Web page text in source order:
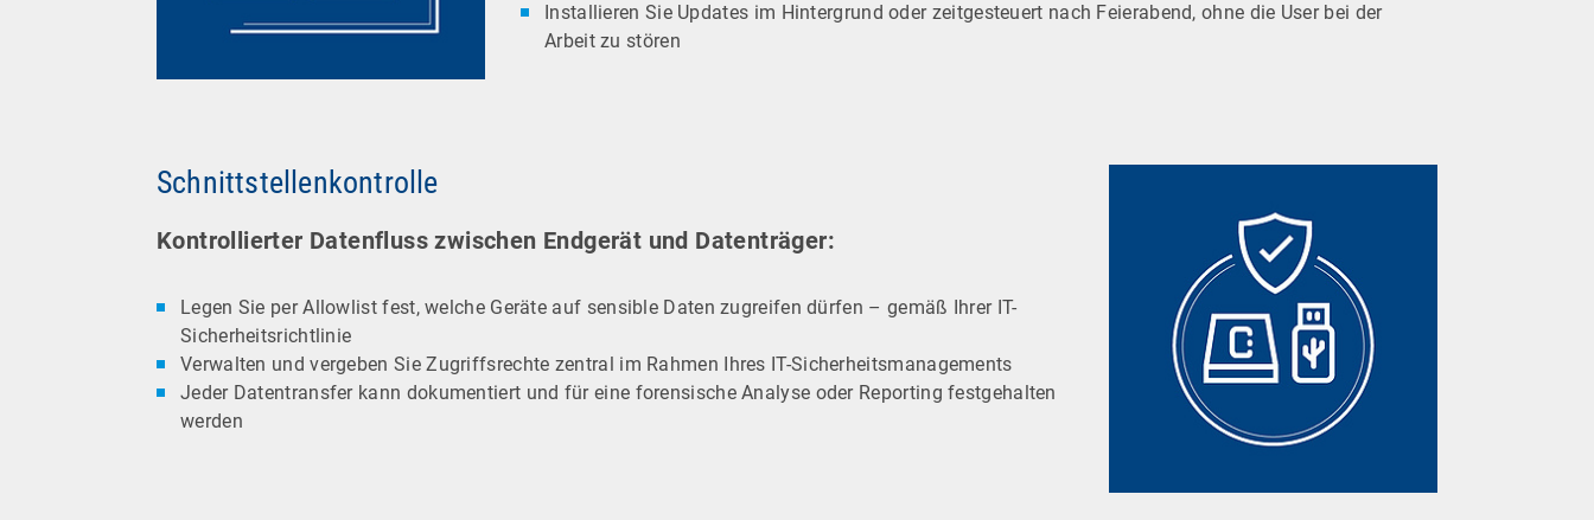
Installieren Sie Updates im Hintergrund oder zeitgesteuert nach Feierabend, ohne die User bei der
Arbeit zu stören
Schnittstellenkontrolle
Kontrollierter Datenfluss zwischen Endgerät und Datenträger:
Legen Sie per Allowlist fest, welche Geräte auf sensible Daten zugreifen dürfen – gemäß Ihrer IT-
Sicherheitsrichtlinie
Verwalten und vergeben Sie Zugriffsrechte zentral im Rahmen Ihres IT-Sicherheitsmanagements
Jeder Datentransfer kann dokumentiert und für eine forensische Analyse oder Reporting festgehalten
werden